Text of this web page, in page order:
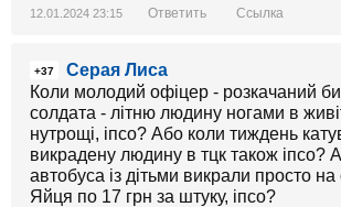
12.01.2024 23:15 Ответить Ссылка
+37
Серая Лиса
Коли молодий офіцер - розкачаний
солдата - літню людину ногами в
нутрощі, іпсо? Або коли тиждень
викрадену людину в тцк також іпсо?
автобуса із дітьми викрали просто на
Яйця по 17 грн за штуку, іпсо?